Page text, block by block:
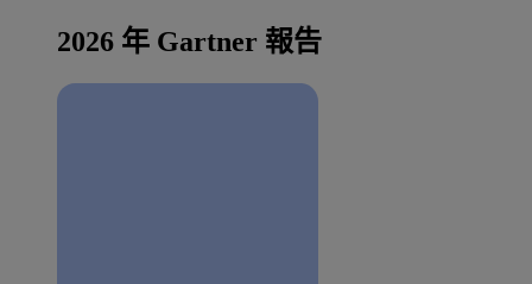
2026 年 Gartner 報告